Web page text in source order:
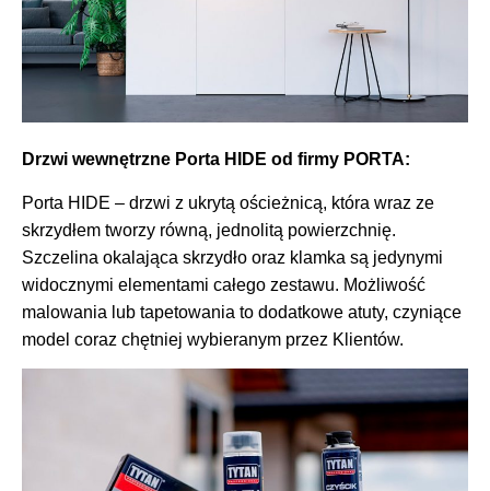
Drzwi wewnętrzne Porta HIDE od firmy PORTA:
Porta HIDE – drzwi z ukrytą ościeżnicą, która wraz ze
skrzydłem tworzy równą, jednolitą powierzchnię.
Szczelina okalająca skrzydło oraz klamka są jedynymi
widocznymi elementami całego zestawu. Możliwość
malowania lub tapetowania to dodatkowe atuty, czyniące
model coraz chętniej wybieranym przez Klientów.